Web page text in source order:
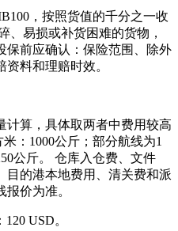
，按照货值的千分之一收
、易损或补货困难的货物，
保前应确认：保险范围、除外
料和理赔时效。
计算，具体取两者中费用较高
：1000公斤；部分航线为1
公斤。 仓库入仓费、文件
目的港本地费用、清关费和派
价为准。
USD。